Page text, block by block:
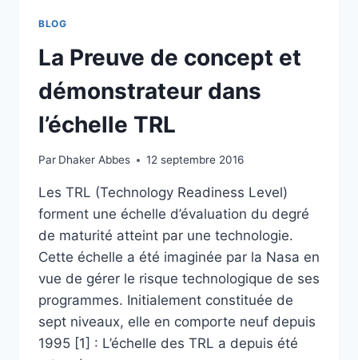
BLOG
La Preuve de concept et
démonstrateur dans
l’échelle TRL
Par Dhaker Abbes 12 septembre 2016
Les TRL (Technology Readiness Level)
forment une échelle d’évaluation du degré
de maturité atteint par une technologie.
Cette échelle a été imaginée par la Nasa en
vue de gérer le risque technologique de ses
programmes. Initialement constituée de
sept niveaux, elle en comporte neuf depuis
1995 [1] : L’échelle des TRL a depuis été